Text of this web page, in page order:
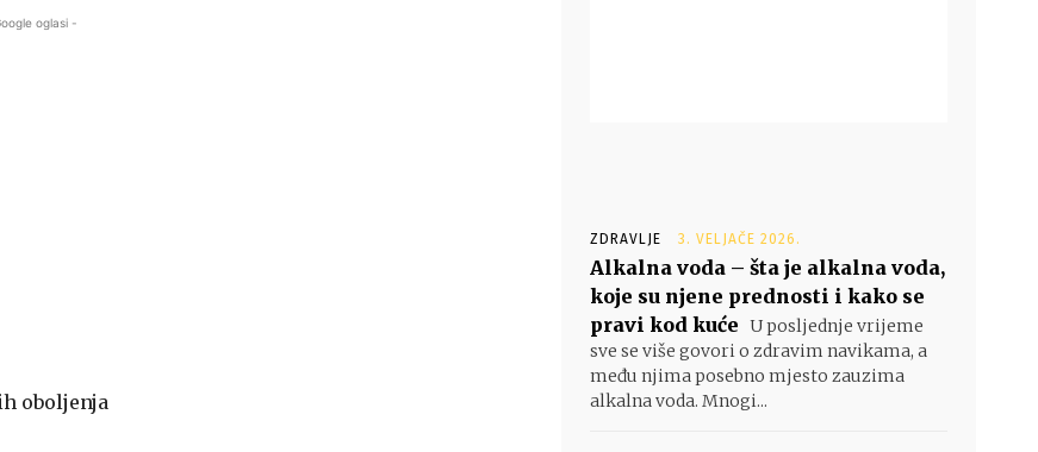
oglasi -
oboljenja
ZDRAVLJE 3. VELJAČE 2026.
Alkalna voda – šta je alkalna voda,
koje su njene prednosti i kako se
pravi kod kuće U posljednje vrijeme
sve se više govori o zdravim navikama, a
među njima posebno mjesto zauzima
alkalna voda. Mnogi...